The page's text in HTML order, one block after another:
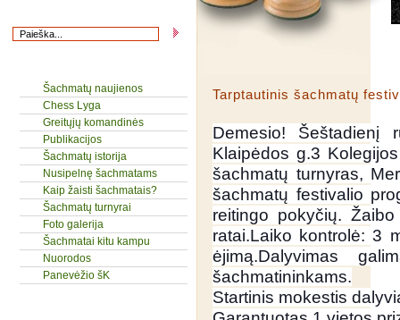
Šachmatų naujienos
Chess Lyga
Greitųjų komandinės
Publikacijos
Šachmatų istorija
Nusipelnę šachmatams
Kaip žaisti šachmatais?
Šachmatų turnyrai
Foto galerija
Šachmatai kitu kampu
Nuorodos
Panevėžio šK
Tarptautinis šachmatų
Demesio! Šeštadienį
Klaipėdos g.3
šachmatų turnyras,
šachmatų festivalio
reitingo pokyčių.
ratai.Laiko kontrolė: 3
ėjimą.Dalyvimas
šachmatininkams.
Startinis mokestis